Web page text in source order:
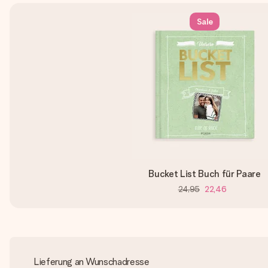
Sale
Bucket List Buch für Paare
24,95 22,46
Lieferung an Wunschadresse